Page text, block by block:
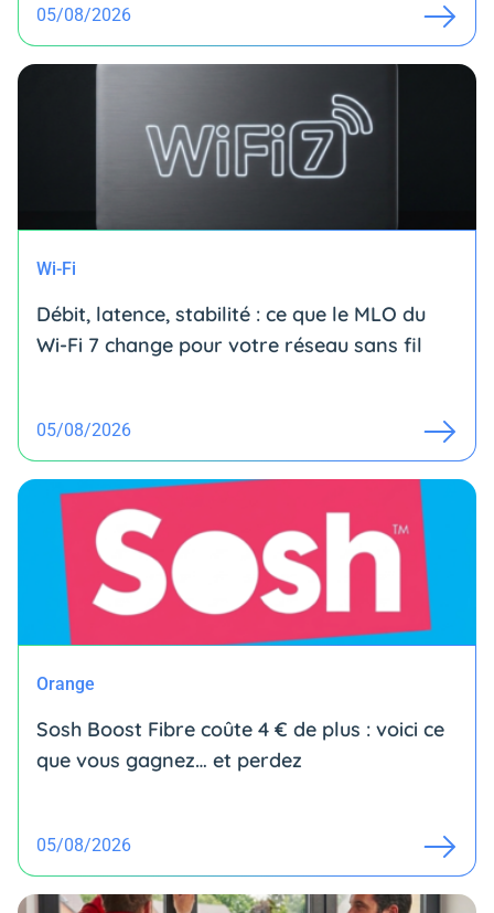
05/08/2026
Wi-Fi
Débit, latence, stabilité : ce que le MLO du
Wi-Fi 7 change pour votre réseau sans fil
05/08/2026
Orange
Sosh Boost Fibre coûte 4 € de plus : voici ce
que vous gagnez… et perdez
05/08/2026